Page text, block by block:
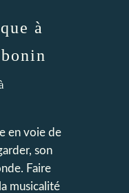
à
en voie de
son
Faire
musicalité